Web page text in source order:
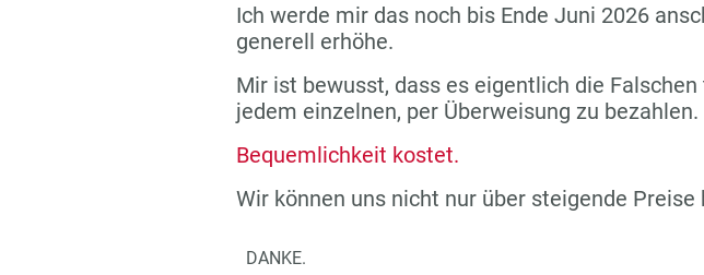
Ich werde mir das noch bis Ende Juni 2026
generell erhöhe.
Mir ist bewusst, dass es eigentlich die
jedem einzelnen, per Überweisung zu bezahlen.
Bequemlichkeit kostet.
Wir können uns nicht nur über steigende Preise
DANKE.